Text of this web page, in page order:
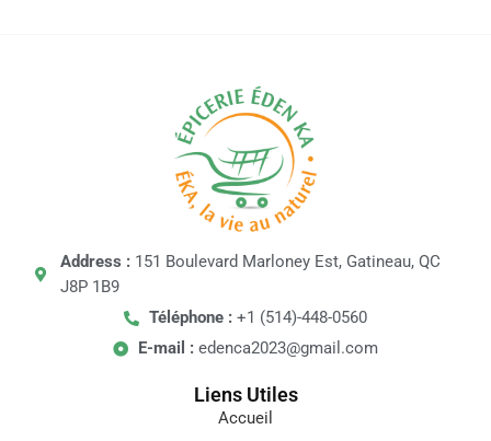
Address :151 Boulevard Marloney Est, Gatineau, QC
J8P 1B9
Téléphone :+1 (514)-448-0560
E-mail : edenca2023@gmail.com
Liens Utiles
Accueil